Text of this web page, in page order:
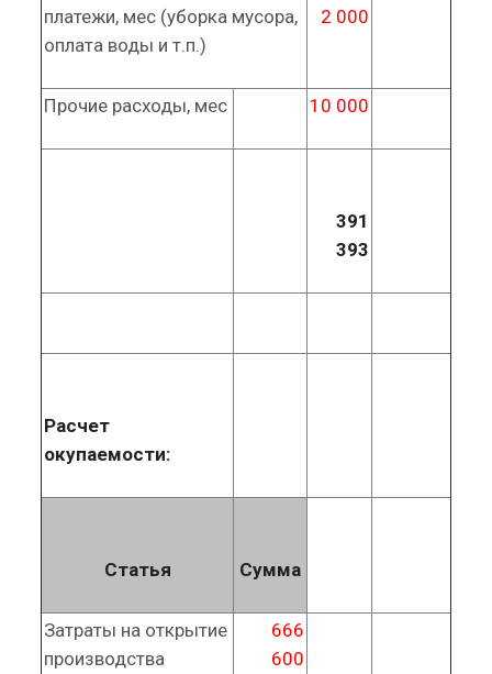
платежи, мес (уборка мусора,
оплата воды и т.п.)
2 000
Прочие расходы, мес 10 000
391
393
Расчет
окупаемости:
Статья Сумма
Затраты на открытие
производства
666
600